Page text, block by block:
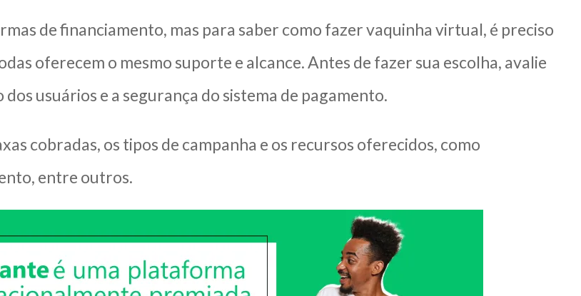
de financiamento, mas para saber como fazer vaquinha virtual, é preciso
oferecem o mesmo suporte e alcance. Antes de fazer sua escolha, avalie
usuários e a segurança do sistema de pagamento.
cobradas, os tipos de campanha e os recursos oferecidos, como
entre outros.